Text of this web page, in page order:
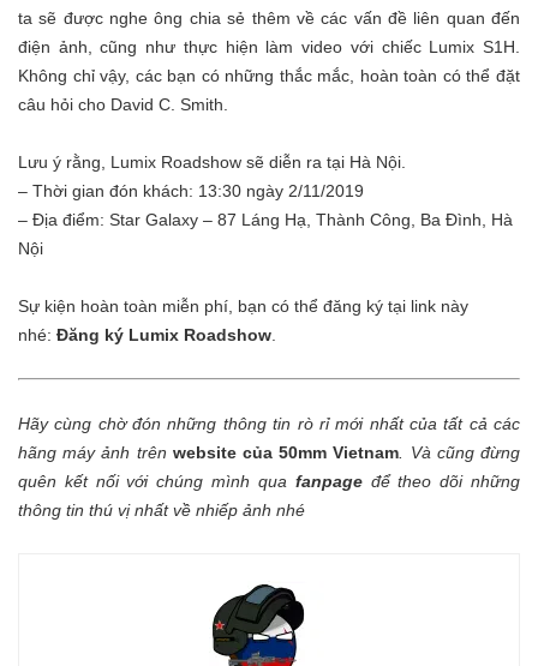
ta sẽ được nghe ông chia sẻ thêm về các vấn đề liên quan đến
điện ảnh, cũng như thực hiện làm video với chiếc Lumix S1H.
Không chỉ vậy, các bạn có những thắc mắc, hoàn toàn có thể đặt
câu hỏi cho David C. Smith.
Lưu ý rằng, Lumix Roadshow sẽ diễn ra tại Hà Nội.
– Thời gian đón khách: 13:30 ngày 2/11/2019
– Địa điểm: Star Galaxy – 87 Láng Hạ, Thành Công, Ba Đình, Hà
Nội
Sự kiện hoàn toàn miễn phí, bạn có thể đăng ký tại link này
nhé: Đăng ký Lumix Roadshow
Hãy cùng chờ đón những thông tin rò rỉ mới nhất của tất cả các
hãng máy ảnh trên website của 50mm Vietnam
Và cũng đừng
quên kết nối với chúng mình qua fanpageđể theo dõi những
thông tin thú vị nhất về nhiếp ảnh nhé